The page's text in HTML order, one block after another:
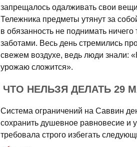
запрещалось одалживать свои
Тележника предметы утянут за
в обязанность не поднимать
заботами. Весь день стремились
свежем воздухе, ведь люди знали:
урожаю сложится».
ЧТО НЕЛЬЗЯ ДЕЛАТЬ 29
Система ограничений на Саввин
сохранить душевное равновесие и
требовала строго избегать